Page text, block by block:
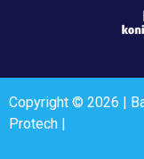
Copyright © 2026 |
Protech |